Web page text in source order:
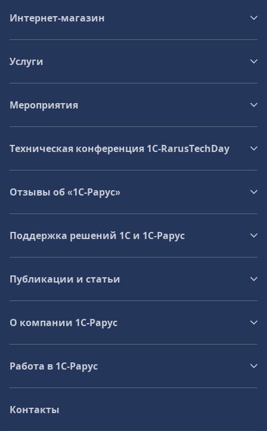
Интернет-магазин
Услуги
Мероприятия
Техническая конференция 1C‑RarusTechDay
Отзывы об «1С-Рарус»
Поддержка решений 1С и 1С‑Рарус
Публикации и статьи
О компании 1C-Рарус
Работа в 1С‑Рарус
Контакты